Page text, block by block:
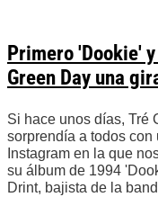
Primero 'Dookie'
Green Day una
Si hace unos días, Tré
sorprendía a todos con
Instagram en la que
su álbum de 1994
Drint, bajista de la